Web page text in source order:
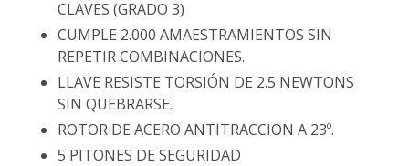
CLAVES (GRADO 3)
CUMPLE 2.000 AMAESTRAMIENTOS SIN
REPETIR COMBINACIONES.
LLAVE RESISTE TORSIÓN DE 2.5 NEWTONS
SIN QUEBRARSE.
ROTOR DE ACERO ANTITRACCION A 23º.
5 PITONES DE SEGURIDAD